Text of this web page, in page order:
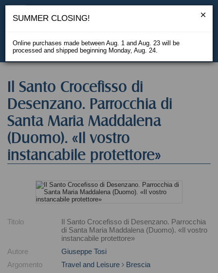
Il Santo Crocefisso di
Desenzano. Parrocchia di
Santa Maria Maddalena
(Duomo). «Il vostro
instancabile protettore»
Titolo
Il Santo Crocefisso di Desenzano. Parrocchia
di Santa Maria Maddalena (Duomo). «Il vostro
instancabile protettore»
Autore
Giuseppe Tosi
Argomento
Travel and Leisure
Brescia
SUMMER CLOSING!
Online purchases made between Aug. 1 and Aug. 23 will be
processed and shipped beginning Monday, Aug. 24.